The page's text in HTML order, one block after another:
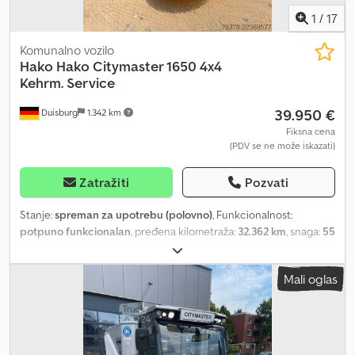
1 / 17
Duisburg 1.342 km
Komunalno vozilo
Hako Hako Citymaster 1650 4x4
Kehrm. Service
39.950 €
Fiksna cena
(PDV se ne može iskazati)
Zatražiti Pozvati
Stanje:spreman za upotrebu (polovno), Funkcionalnost:
potpuno funkcionalan, pređena kilometraža: 32.362 km, snaga: 55
11/2020
vrsta goriva:dizel, boja:narandžasta, konfiguracija osovina:4x4,
maksimalna nosivost:
1.550 kg , prazna masa vozila: 1.990 kg,
sledeća inspekcija (TÜV):11/2026 , gorivo: dizel, kabina vozača:
, tip prenosa:hidrostat, emisioni razred:Euro 5, zapremina
tovarnog prostora:1,3 m³, radni sati:4.028 h, broj sedišta:
prethodnih vlasnika:1 , broj mašine/vozila:WB843-2, Oprema:
Mali oglas